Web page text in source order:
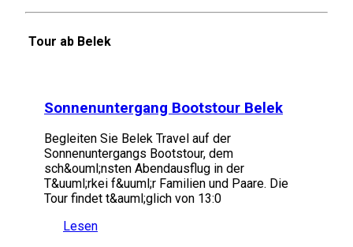
Tour ab Belek
Sonnenuntergang Bootstour Belek
Begleiten Sie Belek Travel auf der
Sonnenuntergangs Bootstour, dem
sch&ouml;nsten Abendausflug in der
T&uuml;rkei f&uuml;r Familien und Paare. Die
Tour findet t&auml;glich von 13:0
Lesen